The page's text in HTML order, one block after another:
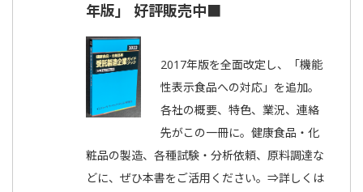
年版」 好評販売中■
2017年版を全面改定し、「機能
性表示食品への対応」を追加。
各社の概要、特色、業況、連絡
先がこの一冊に。健康食品・化
粧品の製造、各種試験・分析依頼、原料調達な
どに、ぜひ本書をご活用ください。⇒詳しくは